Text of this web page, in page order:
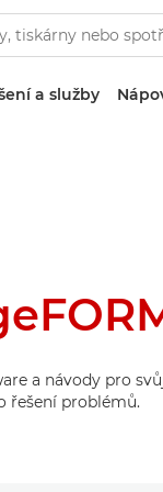
a služby
a návody pro
řešení problémů.